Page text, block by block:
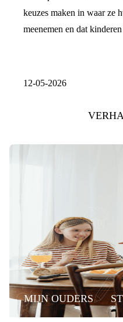
keuzes maken in waar ze
meenemen en dat
12-05-2026
MIJN OUDERS